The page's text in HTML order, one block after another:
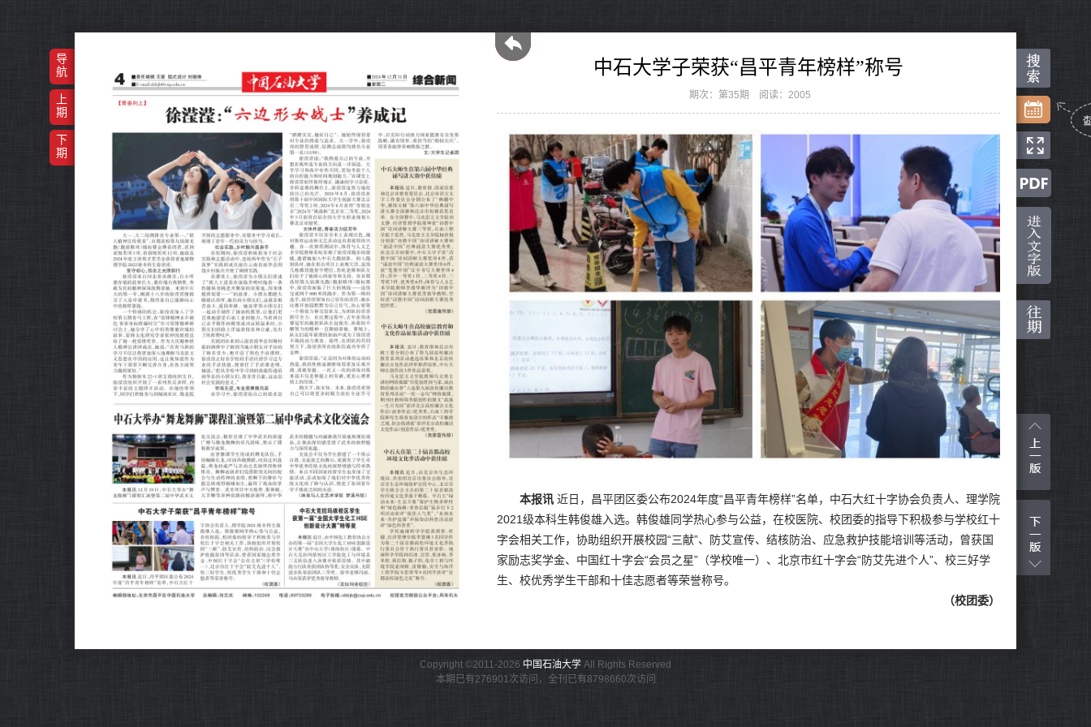
中石大学子荣获“昌平青年榜样”称号
期次：第35期 阅读：2005
本报讯 近日，昌平团区委公布2024年度“昌平青年榜样”名单，中石大红十字协会负责人、理学院
2021级本科生韩俊雄入选。韩俊雄同学热心参与公益，在校医院、校团委的指导下积极参与学校红十
字会相关工作，协助组织开展校园“三献”、防艾宣传、结核防治、应急救护技能培训等活动，曾获国
家励志奖学金、中国红十字会“会员之星”（学校唯一）、北京市红十字会“防艾先进个人”、校三好学
生、校优秀学生干部和十佳志愿者等荣誉称号。
（校团委）
导
航
上
期
下
期
Copyright ©2011-2026 中国石油大学 All Rights Reserved
本期已有276901次访问，全刊已有8798660次访问